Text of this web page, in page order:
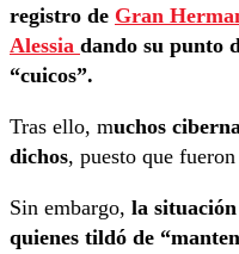
registro de Gran
Alessia dando su punto
“cuicos”.
Tras ello, muchos
dichos, puesto que
Sin embargo, la situación
quienes tildó de